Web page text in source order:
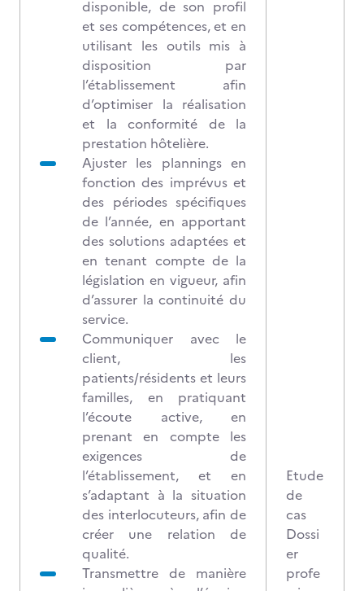
disponible, de son profil
et ses compétences, et en
utilisant les outils mis à
disposition par
l’établissement afin
d’optimiser la réalisation
et la conformité de la
prestation hôtelière.
Ajuster les plannings en
fonction des imprévus et
des périodes spécifiques
de l’année, en apportant
des solutions adaptées et
en tenant compte de la
législation en vigueur, afin
d’assurer la continuité du
service.
Communiquer avec le
client, les
patients/résidents et leurs
familles, en pratiquant
l’écoute active, en
prenant en compte les
exigences de
l’établissement, et en
s’adaptant à la situation
des interlocuteurs, afin de
créer une relation de
qualité.
Transmettre de manière
Etude
de
cas
Dossi
er
profe